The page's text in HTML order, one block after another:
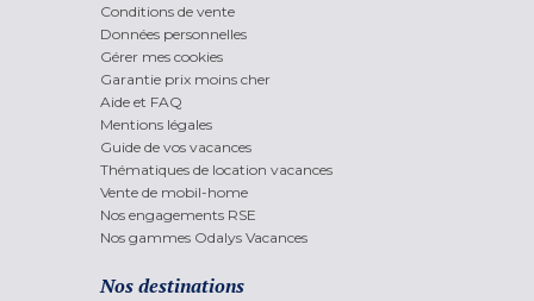
Conditions de vente
Données personnelles
Gérer mes cookies
Garantie prix moins cher
Aide et FAQ
Mentions légales
Guide de vos vacances
Thématiques de location vacances
Vente de mobil-home
Nos engagements RSE
Nos gammes Odalys Vacances
Nos destinations